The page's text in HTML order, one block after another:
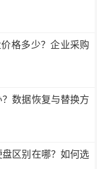
格多少？企业采购
数据恢复与替换方
区别在哪？如何选